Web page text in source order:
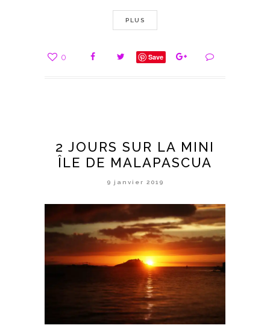
PLUS
0 Save
2 JOURS SUR LA MINI
ÎLE DE MALAPASCUA
9 janvier 2019